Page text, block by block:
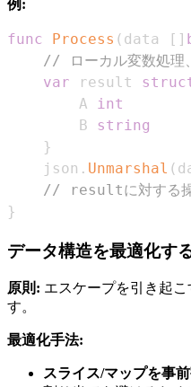
例:
func Process ( data [ ]
// ローカル変数処理
var result
        A
int
        B
string
}
    json
. Unmarshal (
// resultに対する
}
データ構造を最適化す
原則: エスケープを引き起
す。
最適化手法:
スライス/マップを事